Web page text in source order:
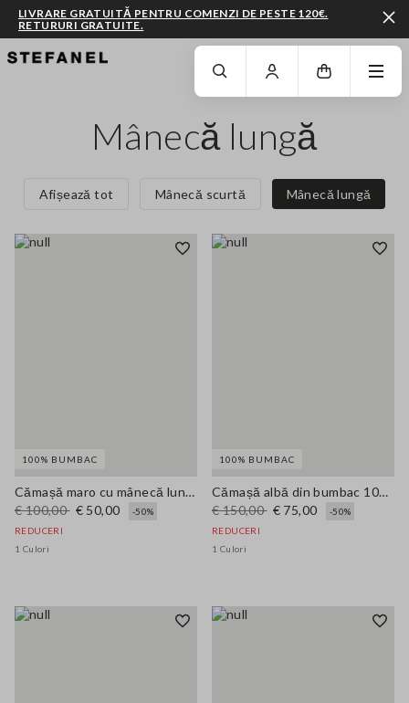
MERGI LA CONȚINUTUL PRINCIPALDERULEAZĂ ÎN JOS
LIVRARE GRATUITĂ PENTRU COMENZI DE PESTE 120€.
RETURURI GRATUITE.
Mânecă lungă
Afișează tot Mânecă scurtă Mânecă lungă
100% BUMBAC
Cămașă maro cu mânecă lungă din bumbac pur, croi regular
€ 100,00 € 50,00
-50%
REDUCERI
1 Culori
100% BUMBAC
Cămașă albă din bumbac 100% cu broderie ajurată, croi oversized
€ 150,00 € 75,00
-50%
REDUCERI
1 Culori